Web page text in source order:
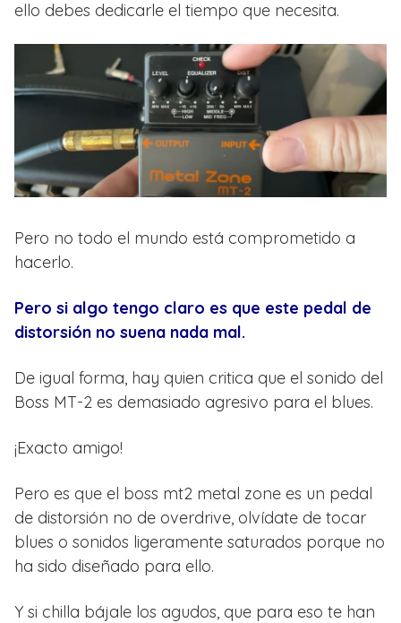
ello debes dedicarle el tiempo que necesita.
Pero no todo el mundo está comprometido a
hacerlo.
Pero si algo tengo claro es que este pedal de
distorsión no suena nada mal.
De igual forma, hay quien critica que el sonido del
Boss MT-2 es demasiado agresivo para el blues.
¡Exacto amigo!
Pero es que el boss mt2 metal zone es un pedal
de distorsión no de overdrive, olvídate de tocar
blues o sonidos ligeramente saturados porque no
ha sido diseñado para ello.
Y si chilla bájale los agudos, que para eso te han